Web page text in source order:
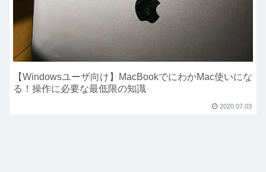
【Windowsユーザ向け】MacBookでにわかMac使いにな
る！操作に必要な最低限の知識
2020.07.03